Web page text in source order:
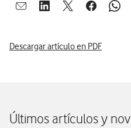
Abrir ventana para compartir
Abrir ventana para
Abrir ventana
Abrir
Descargar artículo en PDF
Últimos artículos y